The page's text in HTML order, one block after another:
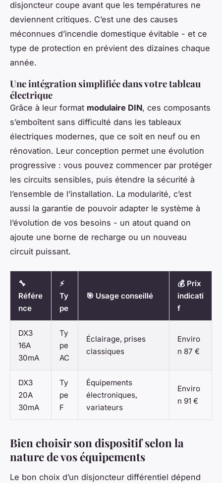
disjoncteur coupe avant que les températures ne
deviennent critiques. C’est une des causes
méconnues d’incendie domestique évitable - et ce
type de protection en prévient des dizaines chaque
année.
Une intégration simplifiée dans votre tableau
électrique
Grâce à leur format modulaire DIN, ces composants
s’emboîtent sans difficulté dans les tableaux
électriques modernes, que ce soit en neuf ou en
rénovation. Leur conception permet une évolution
progressive : vous pouvez commencer par protéger
les circuits sensibles, puis étendre la sécurité à
l’ensemble de l’installation. La modularité, c’est
aussi la garantie de pouvoir adapter le système à
l’évolution de vos besoins - un atout quand on
ajoute une borne de recharge ou un nouveau
circuit puissant.
🔧
Référe
nce
⚡
Ty
pe
🎯 Usage conseillé
💰 Prix
indicati
f
DX3
16A
30mA
Ty
pe
AC
Éclairage, prises
classiques
Enviro
n 87 €
DX3
20A
30mA
Ty
pe
F
Équipements
électroniques,
variateurs
Enviro
n 91 €
Bien choisir son dispositif selon la
nature de vos équipements
Le bon choix d’un disjoncteur différentiel dépend